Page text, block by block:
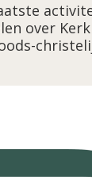
over